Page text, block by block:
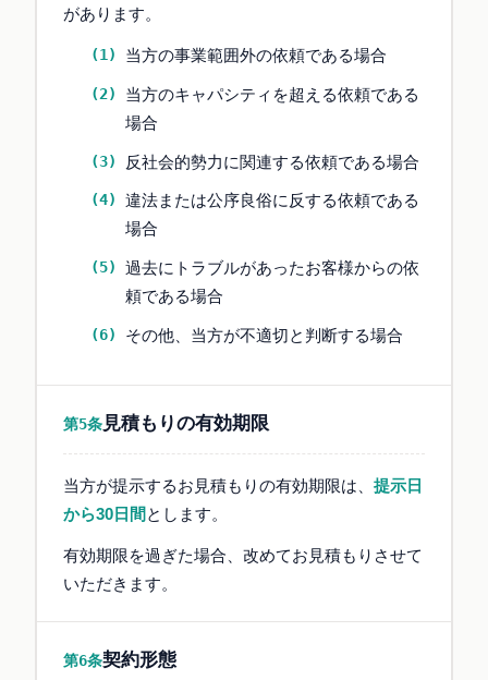
があります。
当方の事業範囲外の依頼である場合
当方のキャパシティを超える依頼である
場合
反社会的勢力に関連する依頼である場合
違法または公序良俗に反する依頼である
場合
過去にトラブルがあったお客様からの依
頼である場合
その他、当方が不適切と判断する場合
第5条見積もりの有効期限
当方が提示するお見積もりの有効期限は、提示日
から30日間 とします。
有効期限を過ぎた場合、改めてお見積もりさせて
いただきます。
第6条契約形態